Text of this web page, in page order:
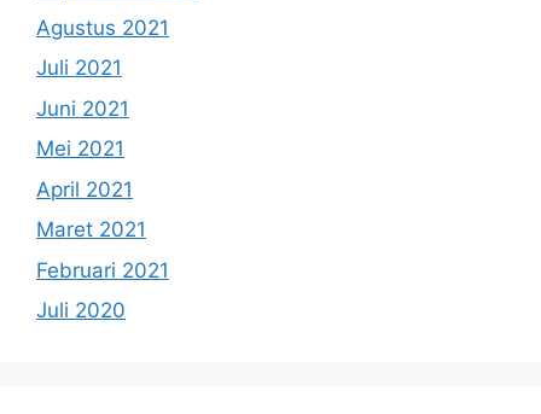
Agustus 2021
Juli 2021
Juni 2021
Mei 2021
April 2021
Maret 2021
Februari 2021
Juli 2020